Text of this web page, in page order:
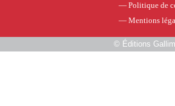
— Politique de
— Mentions
© Éditions